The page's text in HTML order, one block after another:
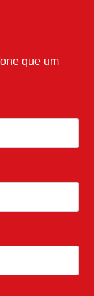
que um